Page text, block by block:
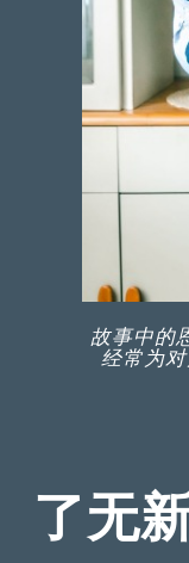
故事中的
经常为
了无